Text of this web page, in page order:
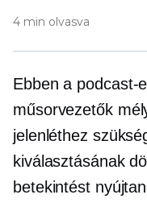
4 min olvasva
Ebben a podcast-
műsorvezetők
jelenléthez
kiválasztásának
betekintést